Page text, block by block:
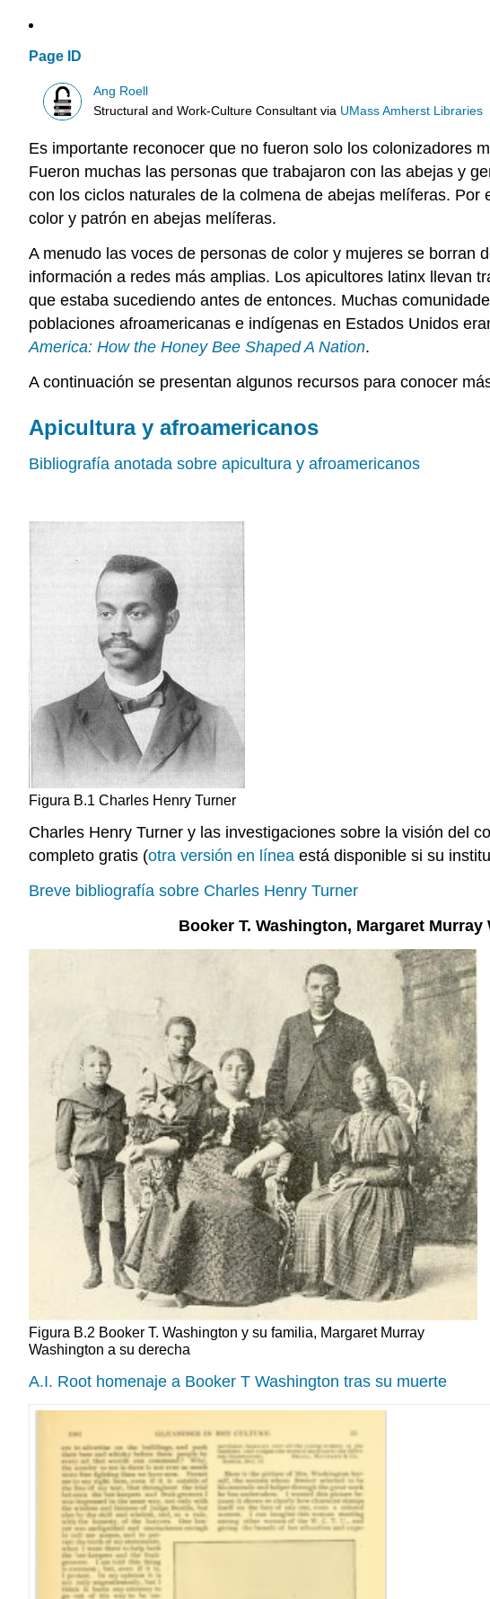
Page ID
Ang Roell
Structural and Work-Culture Consultant via UMass Amherst Libraries
Es importante reconocer que no fueron solo los colonizadores
Fueron muchas las personas que trabajaron con las abejas y
con los ciclos naturales de la colmena de abejas melíferas.
color y patrón en abejas melíferas.
A menudo las voces de personas de color y mujeres se
información a redes más amplias. Los apicultores latinx llevan
que estaba sucediendo antes de entonces. Muchas
poblaciones afroamericanas e indígenas en Estados Unidos
America: How the Honey Bee Shaped A Nation.
A continuación se presentan algunos recursos para conocer
Apicultura y afroamericanos
Bibliografía anotada sobre apicultura y afroamericanos
Figura B.1 Charles Henry Turner
Charles Henry Turner y las investigaciones sobre la visión del
completo gratis (otra versión en línea está disponible si su
Breve bibliografía sobre Charles Henry Turner
Booker T. Washington, Margaret
Figura B.2 Booker T. Washington y su familia, Margaret Murray
Washington a su derecha
A.I. Root homenaje a Booker T Washington tras su muerte